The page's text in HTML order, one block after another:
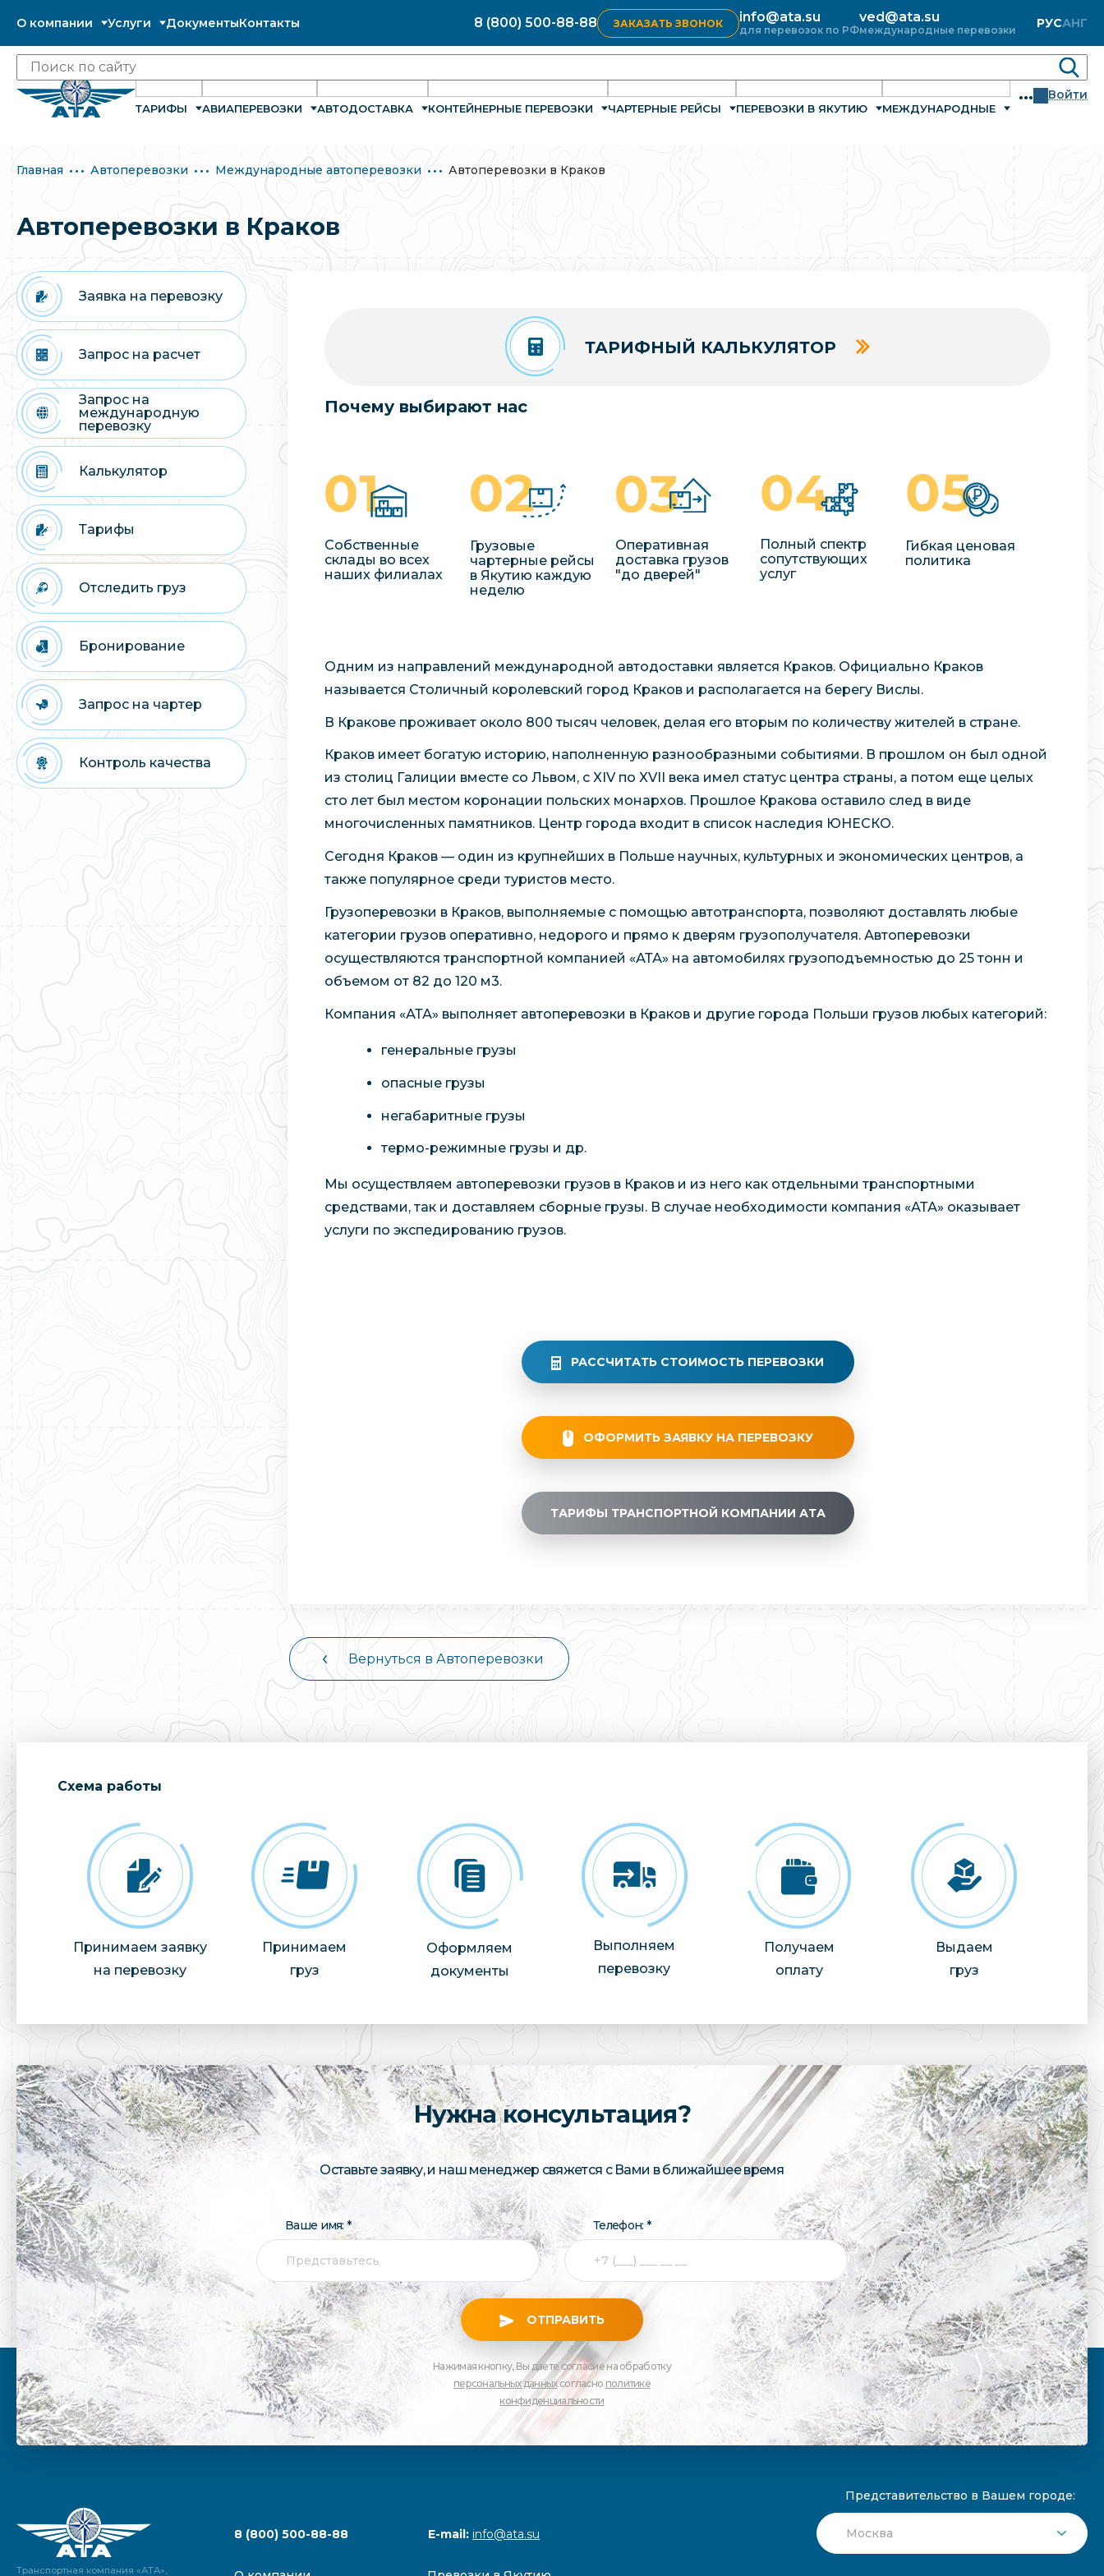
О компании Услуги ДокументыКонтакты 8 (800) 500-88-88 ЗАКАЗАТЬ ЗВОНОК info@ata.su
для перевозок по РФ
ved@ata.su
международные перевозки РУСАНГ
ТАРИФЫ АВИАПЕРЕВОЗКИ АВТОДОСТАВКА КОНТЕЙНЕРНЫЕ ПЕРЕВОЗКИ ЧАРТЕРНЫЕ РЕЙСЫ ПЕРЕВОЗКИ В ЯКУТИЮ МЕЖДУНАРОДНЫЕ
... Войти
Главная Автоперевозки Международные автоперевозки Автоперевозки в Краков
Автоперевозки в Краков
Заявка на перевозку
Запрос на расчет
Запрос на
международную
перевозку
Калькулятор
Тарифы
Отследить груз
Бронирование
Запрос на чартер
Контроль качества
ТАРИФНЫЙ КАЛЬКУЛЯТОР
Почему выбирают нас
Собственные
склады во всех
наших филиалах
Грузовые
чартерные рейсы
в Якутию каждую
неделю
Оперативная
доставка грузов
"до дверей"
Полный спектр
сопутствующих
услуг
Гибкая ценовая
политика
Одним из направлений международной автодоставки является Краков. Официально Краков
называется Столичный королевский город Краков и располагается на берегу Вислы.
В Кракове проживает около 800 тысяч человек, делая его вторым по количеству жителей в стране.
Краков имеет богатую историю, наполненную разнообразными событиями. В прошлом он был одной
из столиц Галиции вместе со Львом, с XIV по XVII века имел статус центра страны, а потом еще целых
сто лет был местом коронации польских монархов. Прошлое Кракова оставило след в виде
многочисленных памятников. Центр города входит в список наследия ЮНЕСКО.
Сегодня Краков — один из крупнейших в Польше научных, культурных и экономических центров, а
также популярное среди туристов место.
Грузоперевозки в Краков, выполняемые с помощью автотранспорта, позволяют доставлять любые
категории грузов оперативно, недорого и прямо к дверям грузополучателя. Автоперевозки
осуществляются транспортной компанией «АТА» на автомобилях грузоподъемностью до 25 тонн и
объемом от 82 до 120 м3.
Компания «АТА» выполняет автоперевозки в Краков и другие города Польши грузов любых категорий:
генеральные грузы
опасные грузы
негабаритные грузы
термо-режимные грузы и др.
Мы осуществляем автоперевозки грузов в Краков и из него как отдельными транспортными
средствами, так и доставляем сборные грузы. В случае необходимости компания «АТА» оказывает
услуги по экспедированию грузов.
РАССЧИТАТЬ СТОИМОСТЬ ПЕРЕВОЗКИ
ОФОРМИТЬ ЗАЯВКУ НА ПЕРЕВОЗКУ
ТАРИФЫ ТРАНСПОРТНОЙ КОМПАНИИ АТА
Вернуться в Автоперевозки
Cхема работы
Принимаем заявку
на перевозку
Принимаем
груз
Оформляем
документы
Выполняем
перевозку
Получаем
оплату
Выдаем
груз
Нужна консультация?
Оставьте заявку, и наш менеджер свяжется с Вами в ближайшее время
Ваше имя: * Телефон: *
ОТПРАВИТЬ
Нажимая кнопку, Вы даете согласие на обработку
персональных данныхсогласно политике
конфиденциальности
Транспортная компания «АТА»,
8 (800) 500-88-88 E-mail:info@ata.su
Представительство в Вашем городе: